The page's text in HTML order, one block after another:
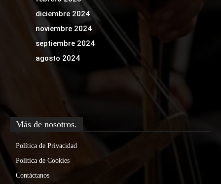
diciembre 2024
noviembre 2024
septiembre 2024
agosto 2024
Más de nosotros.
Política de Privacidad
Política de Cookies
Contáctanos